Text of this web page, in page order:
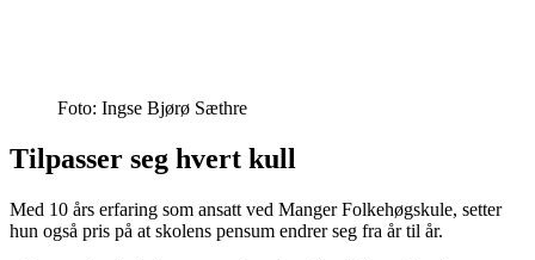
Foto: Ingse Bjørø Sæthre
Tilpasser seg hvert kull
Med 10 års erfaring som ansatt ved Manger Folkehøgskule, setter
hun også pris på at skolens pensum endrer seg fra år til år.